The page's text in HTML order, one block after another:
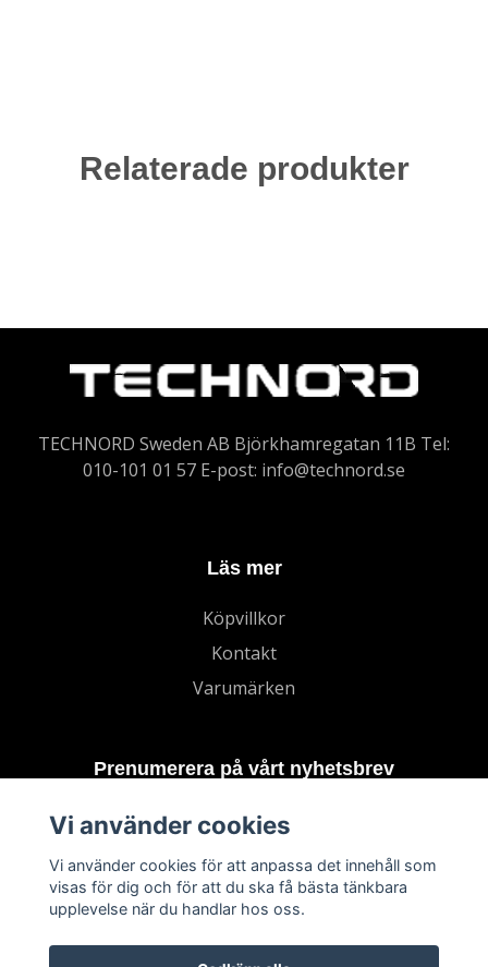
Relaterade produkter
TECHNORD Sweden AB Björkhamregatan 11B Tel:
010-101 01 57 E-post: info@technord.se
Läs mer
Köpvillkor
Kontakt
Varumärken
Prenumerera på vårt nyhetsbrev
Vi använder cookies
Vi använder cookies för att anpassa det innehåll som
visas för dig och för att du ska få bästa tänkbara
upplevelse när du handlar hos oss.